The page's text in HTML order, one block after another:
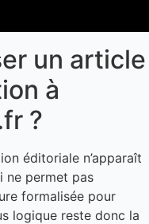
un article
à
?
éditoriale n’apparaît
ne permet pas
formalisée pour
logique reste donc la